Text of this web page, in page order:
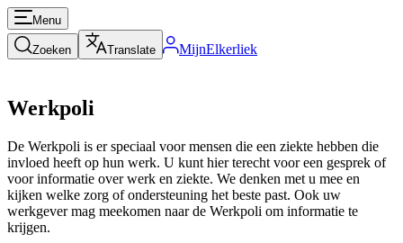
Menu
Zoeken Translate MijnElkerliek
Werkpoli
De Werkpoli is er speciaal voor mensen die een ziekte hebben die
invloed heeft op hun werk. U kunt hier terecht voor een gesprek of
voor informatie over werk en ziekte. We denken met u mee en
kijken welke zorg of ondersteuning het beste past. Ook uw
werkgever mag meekomen naar de Werkpoli om informatie te
krijgen.